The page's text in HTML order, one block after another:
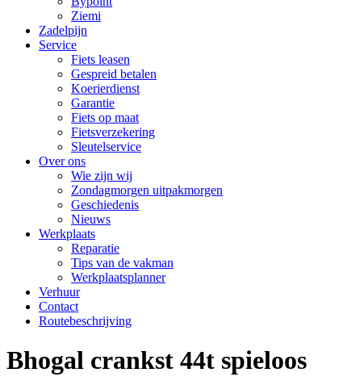
Ziemi
Zadelpijn
Service
Fiets leasen
Gespreid betalen
Koerierdienst
Garantie
Fiets op maat
Fietsverzekering
Sleutelservice
Over ons
Wie zijn wij
Zondagmorgen uitpakmorgen
Geschiedenis
Nieuws
Werkplaats
Reparatie
Tips van de vakman
Werkplaatsplanner
Verhuur
Contact
Routebeschrijving
Bhogal crankst 44t spieloos